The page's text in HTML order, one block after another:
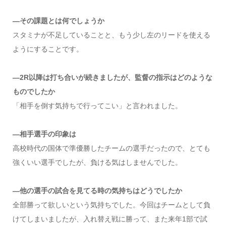
―その課題とは何でしょうか
スタミナが不足していることと、もう少し左のリードを使える
ようにすることです。
―2R以降は打ち合いが続きましたが、監督の指示はどのような
ものでしたか
「相手を倒す気持ちで行ってこい」と言われました。
―相手選手の印象は
高校時代の国体で準優勝したチームの選手だったので、とても
強くいい選手でしたが、負ける気はしませんでした。
―他の選手の試合を見てる時の気持ちはどうでしたか
全部勝って欲しいという気持ちでした。今回はチームとして負
けてしまいましたが、入れ替え戦に勝って、また来年1部で試